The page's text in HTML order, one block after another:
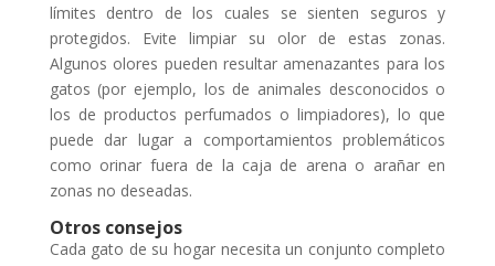
límites dentro de los cuales se sienten seguros y
protegidos. Evite limpiar su olor de estas zonas.
Algunos olores pueden resultar amenazantes para los
gatos (por ejemplo, los de animales desconocidos o
los de productos perfumados o limpiadores), lo que
puede dar lugar a comportamientos problemáticos
como orinar fuera de la caja de arena o arañar en
zonas no deseadas.
Otros consejos
Cada gato de su hogar necesita un conjunto completo